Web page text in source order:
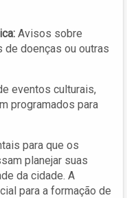
Avisos sobre
de doenças ou outras
eventos culturais,
programados para
para que os
planejar suas
da cidade. A
para a formação de